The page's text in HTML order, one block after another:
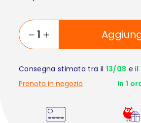
Consegna stimata tra il 13/08 e il
Prenota in negozio
In 1